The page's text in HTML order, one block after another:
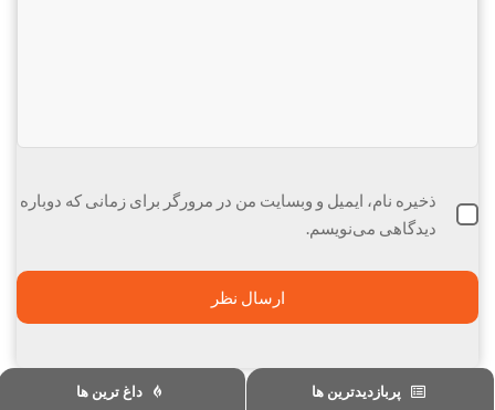
ذخیره نام، ایمیل و وبسایت من در مرورگر برای زمانی که دوباره
دیدگاهی می‌نویسم.
پربازدیدترین ها داغ ترین ها